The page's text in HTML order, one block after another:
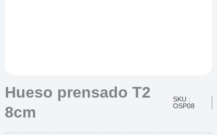
Hueso prensado T2
8cm
SKU :
OSP08